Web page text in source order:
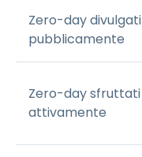
Zero-day divulgati
pubblicamente
Zero-day sfruttati
attivamente